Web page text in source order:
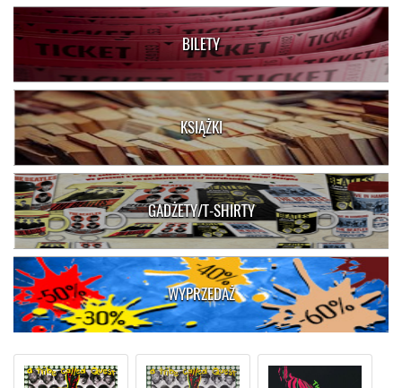
BILETY
KSIĄŻKI
GADŻETY/T-SHIRTY
WYPRZEDAŻ